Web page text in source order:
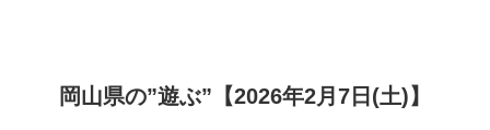
岡山県の”遊ぶ”【2026年2月7日(土)】